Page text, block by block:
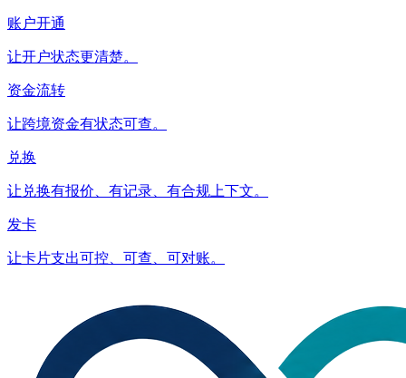
账户开通
让开户状态更清楚。
资金流转
让跨境资金有状态可查。
兑换
让兑换有报价、有记录、有合规上下文。
发卡
让卡片支出可控、可查、可对账。